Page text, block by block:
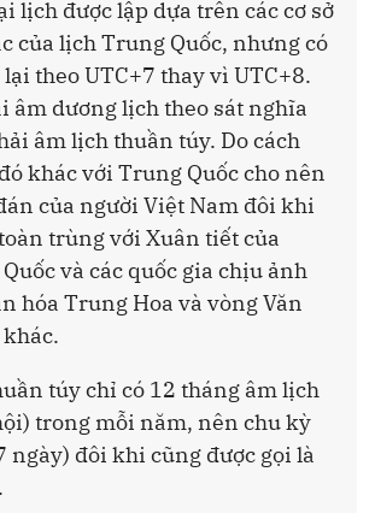
lịch được lập dựa trên các cơ sở
của lịch Trung Quốc, nhưng có
theo UTC+7 thay vì UTC+8.
âm dương lịch theo sát nghĩa
âm lịch thuần túy. Do cách
khác với Trung Quốc cho nên
của người Việt Nam đôi khi
trùng với Xuân tiết của
và các quốc gia chịu ảnh
hóa Trung Hoa và vòng Văn
túy chỉ có 12 tháng âm lịch
trong mỗi năm, nên chu kỳ
ngày) đôi khi cũng được gọi là